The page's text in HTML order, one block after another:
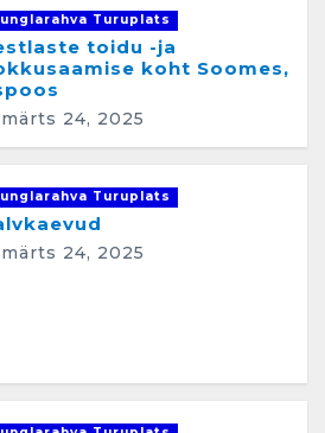
Turuplats
toidu -ja
koht Soomes,
märts 24, 2025
Turuplats
märts 24, 2025